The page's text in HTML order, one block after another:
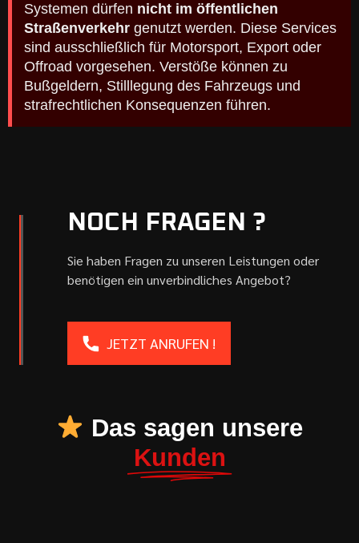
Systemen dürfen nicht im öffentlichen
Straßenverkehr genutzt werden. Diese Services
sind ausschließlich für Motorsport, Export oder
Offroad vorgesehen. Verstöße können zu
Bußgeldern, Stilllegung des Fahrzeugs und
strafrechtlichen Konsequenzen führen.
NOCH FRAGEN ?
Sie haben Fragen zu unseren Leistungen oder
benötigen ein unverbindliches Angebot?
JETZT ANRUFEN !
Das sagen unsere
Kunden